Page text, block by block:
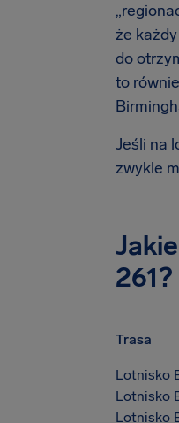
że
do
to
Jeśli na
zwykle
261?
Trasa
Lotnisko
Lotnisko
Lotnisko